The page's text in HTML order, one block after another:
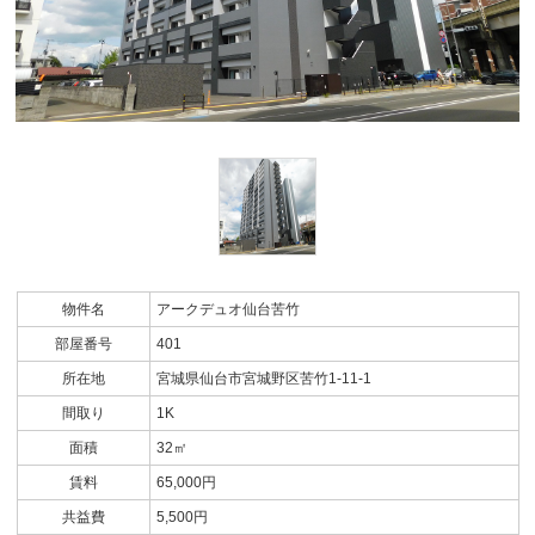
物件名 アークデュオ仙台苦竹
部屋番号 401
所在地 宮城県仙台市宮城野区苦竹1-11-1
間取り 1K
面積 32㎡
賃料 65,000円
共益費 5,500円